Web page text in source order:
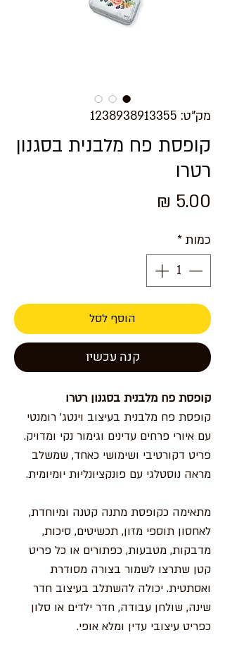
מק"ט: 1238938913355
קופסת פח מלבנית בסגנון
רטרו
כמות*
הוסף לסל
קנה עכשיו
קופסת פח מלבנית בסגנון רטרו
קופסת פח מלבנית בעיצוב וינטג' רומנטי
עם איורי פרחים עדינים וגימור נקי ומדויק.
פריט דקורטיבי ושימושי כאחד, שמשלב
מראה נוסטלגי עם פונקציונליות יומיומית.
מתאימה כקופסת מתנה קטנה ומיוחדת,
לאחסון תוספי מזון, תכשיטים, סיכות,
מדבקות, מטבעות, כפתורים או כל פריט
קטן שתרצו לשמור בצורה מסודרת
ואסתטית. יכולה להשתלב בעיצוב חדר
שינה, שולחן עבודה, חדר ילדים או סלון
כפריט עיצובי עדין ומלא אופי.